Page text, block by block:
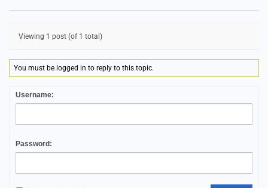
Viewing 1 post (of 1 total)
You must be logged in to reply to this topic.
Username:
Password: